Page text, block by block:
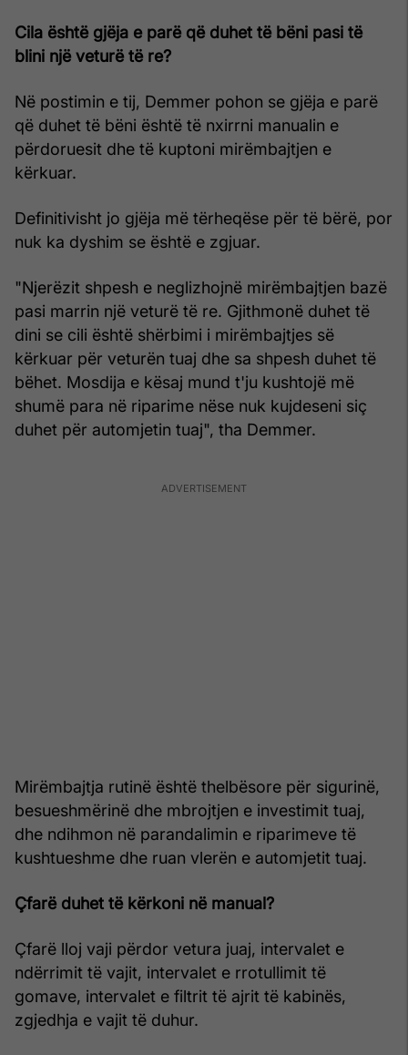
Cila është gjëja e parë që duhet të bëni pasi të
blini një veturë të re?
Në postimin e tij, Demmer pohon se gjëja e parë
që duhet të bëni është të nxirrni manualin e
përdoruesit dhe të kuptoni mirëmbajtjen e
kërkuar.
Definitivisht jo gjëja më tërheqëse për të bërë, por
nuk ka dyshim se është e zgjuar.
"Njerëzit shpesh e neglizhojnë mirëmbajtjen bazë
pasi marrin një veturë të re. Gjithmonë duhet të
dini se cili është shërbimi i mirëmbajtjes së
kërkuar për veturën tuaj dhe sa shpesh duhet të
bëhet. Mosdija e kësaj mund t'ju kushtojë më
shumë para në riparime nëse nuk kujdeseni siç
duhet për automjetin tuaj", tha Demmer.
Mirëmbajtja rutinë është thelbësore për sigurinë,
besueshmërinë dhe mbrojtjen e investimit tuaj,
dhe ndihmon në parandalimin e riparimeve të
kushtueshme dhe ruan vlerën e automjetit tuaj.
Çfarë duhet të kërkoni në manual?
Çfarë lloj vaji përdor vetura juaj, intervalet e
ndërrimit të vajit, intervalet e rrotullimit të
gomave, intervalet e filtrit të ajrit të kabinës,
zgjedhja e vajit të duhur.